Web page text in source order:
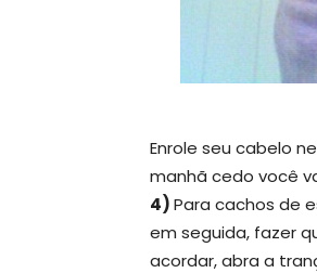
Enrole seu cabelo
manhã cedo você
4)Para cachos de
em seguida, fazer
acordar, abra a